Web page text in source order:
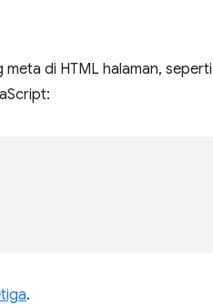
di HTML halaman,
.